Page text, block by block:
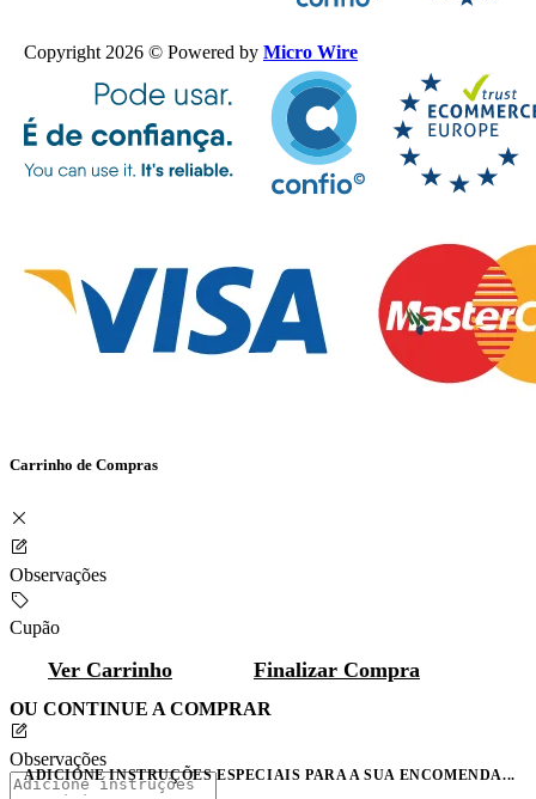
Copyright 2026 © Powered by Micro Wire
Carrinho de Compras
Observações
Cupão
Ver Carrinho Finalizar Compra
OU CONTINUE A COMPRAR
Observações
ADICIONE INSTRUÇÕES ESPECIAIS PARA A SUA ENCOMENDA...